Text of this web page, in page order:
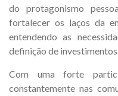
do protagonismo
fortalecer os laços da
entendendo as
definição de
Com uma forte
constantemente nas